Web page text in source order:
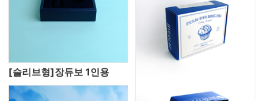
[슬리브형]장듀보 1인용